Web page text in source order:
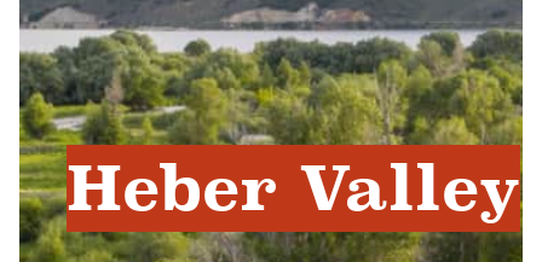
Heber Valley